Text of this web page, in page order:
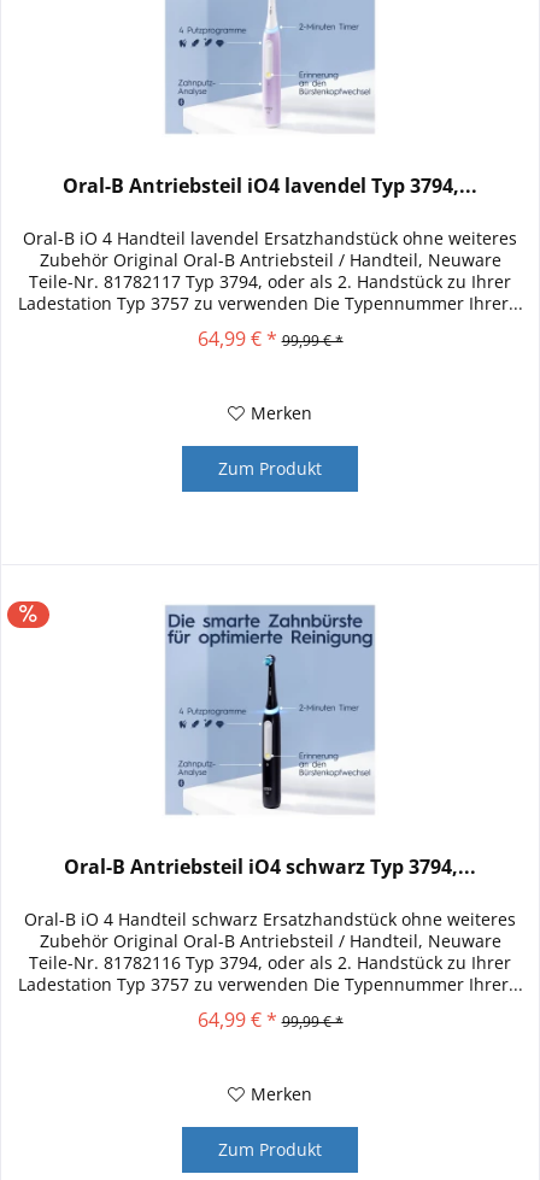
Oral-B Antriebsteil iO4 lavendel Typ 3794,...
Oral-B iO 4 Handteil lavendel Ersatzhandstück ohne weiteres
Zubehör Original Oral-B Antriebsteil / Handteil, Neuware
Teile-Nr. 81782117 Typ 3794, oder als 2. Handstück zu Ihrer
Ladestation Typ 3757 zu verwenden Die Typennummer Ihrer...
64,99 € * 99,99 € *
Merken
Zum Produkt
Oral-B Antriebsteil iO4 schwarz Typ 3794,...
Oral-B iO 4 Handteil schwarz Ersatzhandstück ohne weiteres
Zubehör Original Oral-B Antriebsteil / Handteil, Neuware
Teile-Nr. 81782116 Typ 3794, oder als 2. Handstück zu Ihrer
Ladestation Typ 3757 zu verwenden Die Typennummer Ihrer...
64,99 € * 99,99 € *
Merken
Zum Produkt